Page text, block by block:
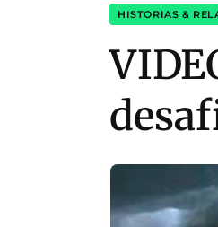
HISTORIAS &